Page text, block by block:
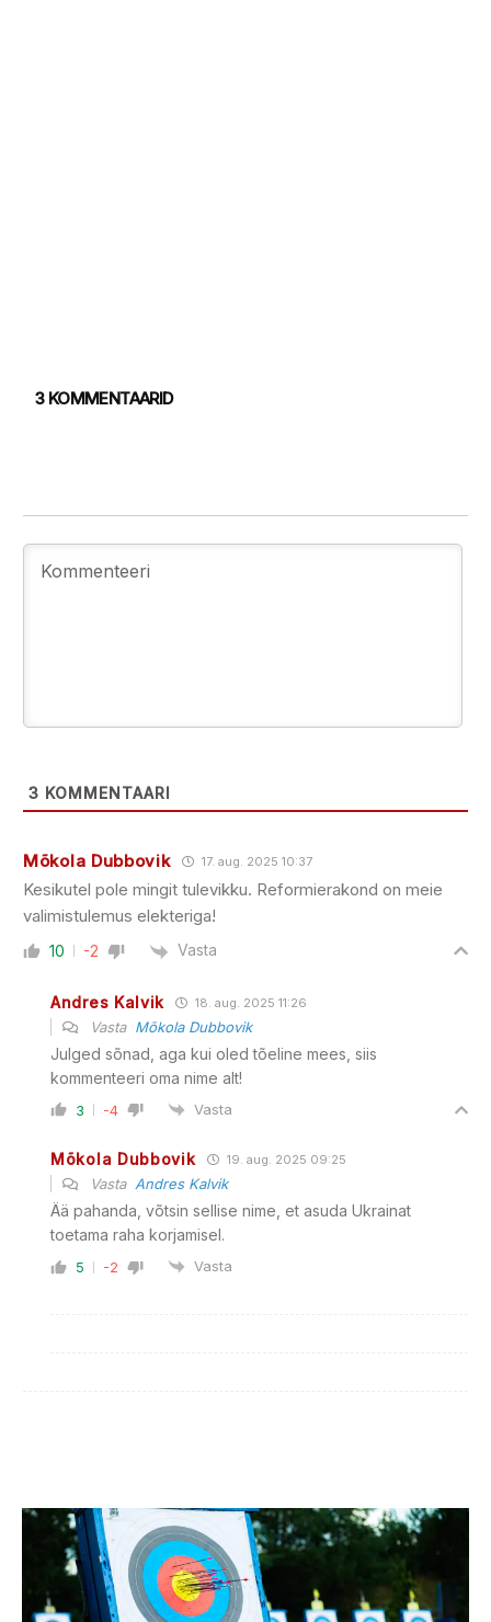
3 KOMMENTAARID
3 KOMMENTAARI
Mõkola Dubbovik 17. aug. 2025 10:37
Kesikutel pole mingit tulevikku. Reformierakond on meie
valimistulemus elekteriga!
10 -2 Vasta
Andres Kalvik 18. aug. 2025 11:26
Vasta Mõkola Dubbovik
Julged sõnad, aga kui oled tõeline mees, siis
kommenteeri oma nime alt!
3 -4 Vasta
Mõkola Dubbovik 19. aug. 2025 09:25
Vasta Andres Kalvik
Ää pahanda, võtsin sellise nime, et asuda Ukrainat
toetama raha korjamisel.
5 -2 Vasta